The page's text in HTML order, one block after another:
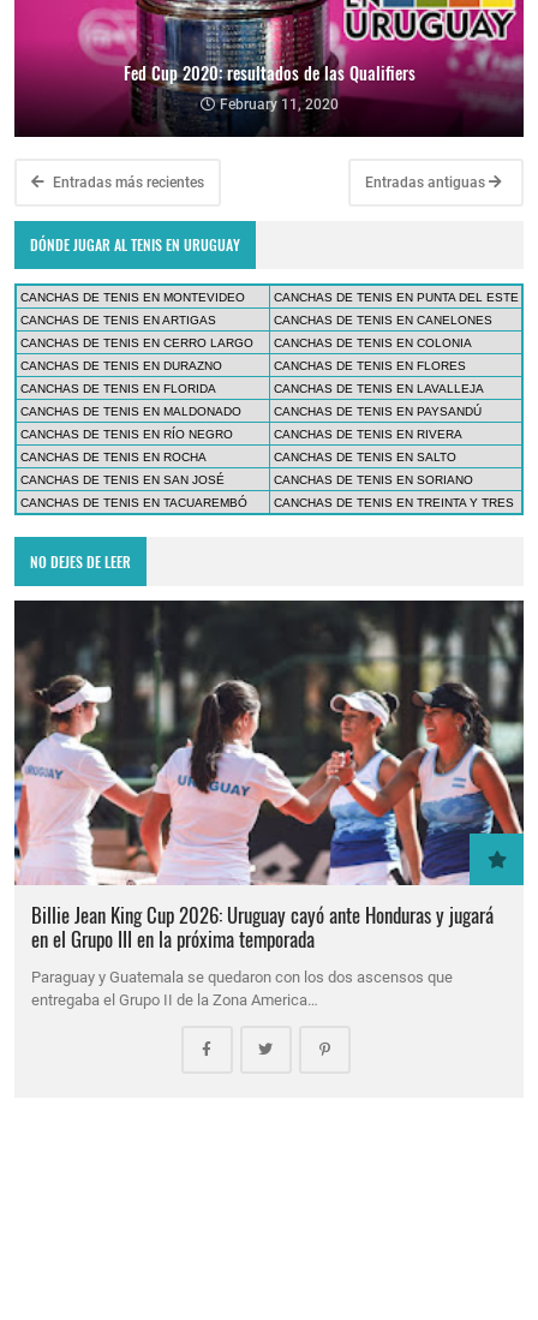
Fed Cup 2020: resultados de las Qualifiers
February 11, 2020
Entradas más recientes Entradas antiguas
DÓNDE JUGAR AL TENIS EN URUGUAY
CANCHAS DE TENIS EN MONTEVIDEO
CANCHAS DE TENIS EN PUNTA DEL ESTE
CANCHAS DE TENIS EN ARTIGAS
CANCHAS DE TENIS EN CANELONES
CANCHAS DE TENIS EN CERRO LARGO
CANCHAS DE TENIS EN COLONIA
CANCHAS DE TENIS EN DURAZNO
CANCHAS DE TENIS EN FLORES
CANCHAS DE TENIS EN FLORIDA
CANCHAS DE TENIS EN LAVALLEJA
CANCHAS DE TENIS EN MALDONADO
CANCHAS DE TENIS EN PAYSANDÚ
CANCHAS DE TENIS EN RÍO NEGRO
CANCHAS DE TENIS EN RIVERA
CANCHAS DE TENIS EN ROCHA
CANCHAS DE TENIS EN SALTO
CANCHAS DE TENIS EN SAN JOSÉ
CANCHAS DE TENIS EN SORIANO
CANCHAS DE TENIS EN TACUAREMBÓ
CANCHAS DE TENIS EN TREINTA Y TRES
NO DEJES DE LEER
Billie Jean King Cup 2026: Uruguay cayó ante Honduras y jugará
en el Grupo III en la próxima temporada
Paraguay y Guatemala se quedaron con los dos ascensos que
entregaba el Grupo II de la Zona America…